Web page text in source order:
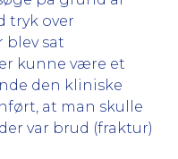
tryk over
blev sat
kunne være et
den kliniske
at man skulle
var brud (fraktur)